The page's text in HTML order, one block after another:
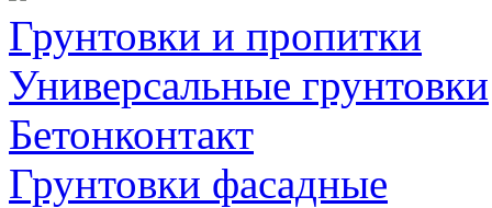
Грунтовки и пропитки
Универсальные грунтовки
Бетонконтакт
Грунтовки фасадные